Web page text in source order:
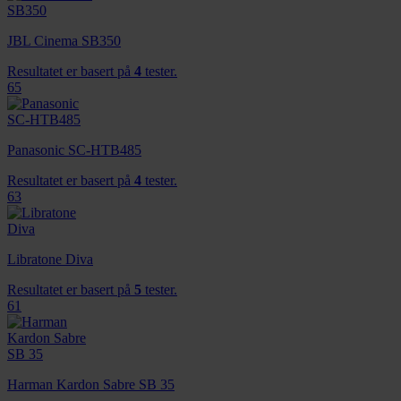
JBL Cinema SB350
Resultatet er basert på 4 tester.
65
Panasonic SC-HTB485
Resultatet er basert på 4 tester.
63
Libratone Diva
Resultatet er basert på 5 tester.
61
Harman Kardon Sabre SB 35